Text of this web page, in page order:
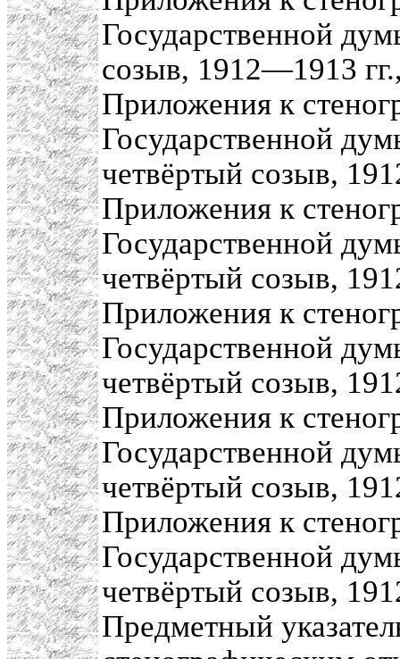
Государственной
созыв, 1912—1913
Приложения к
Государственной
четвёртый созыв,
Приложения к
Государственной
четвёртый созыв,
Приложения к
Государственной
четвёртый созыв,
Приложения к
Государственной
четвёртый созыв,
Приложения к
Государственной
четвёртый созыв,
Предметный